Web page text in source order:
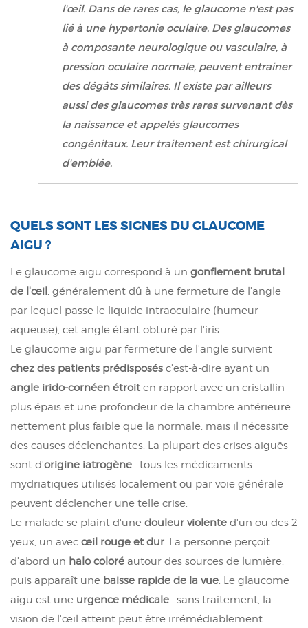
l'œil. Dans de rares cas, le glaucome n'est pas
lié à une hypertonie oculaire. Des glaucomes
à composante neurologique ou vasculaire, à
pression oculaire normale, peuvent entrainer
des dégâts similaires. Il existe par ailleurs
aussi des glaucomes très rares survenant dès
la naissance et appelés glaucomes
congénitaux. Leur traitement est chirurgical
d'emblée.
QUELS SONT LES SIGNES DU GLAUCOME
AIGU ?
Le glaucome aigu correspond à un gonflement brutal
de l'œil, généralement dû à une fermeture de l'angle
par lequel passe le liquide intraoculaire (humeur
aqueuse), cet angle étant obturé par l'iris.
Le glaucome aigu par fermeture de l'angle survient
chez des patients prédisposés c'est-à-dire ayant un
angle irido-cornéen étroit en rapport avec un cristallin
plus épais et une profondeur de la chambre antérieure
nettement plus faible que la normale, mais il nécessite
des causes déclenchantes. La plupart des crises aiguës
sont d'origine iatrogène : tous les médicaments
mydriatiques utilisés localement ou par voie générale
peuvent déclencher une telle crise.
Le malade se plaint d'une douleur violente d'un ou des 2
yeux, un avec œil rouge et dur. La personne perçoit
d'abord un halo coloré autour des sources de lumière,
puis apparaît une baisse rapide de la vue. Le glaucome
aigu est une urgence médicale : sans traitement, la
vision de l'œil atteint peut être irrémédiablement